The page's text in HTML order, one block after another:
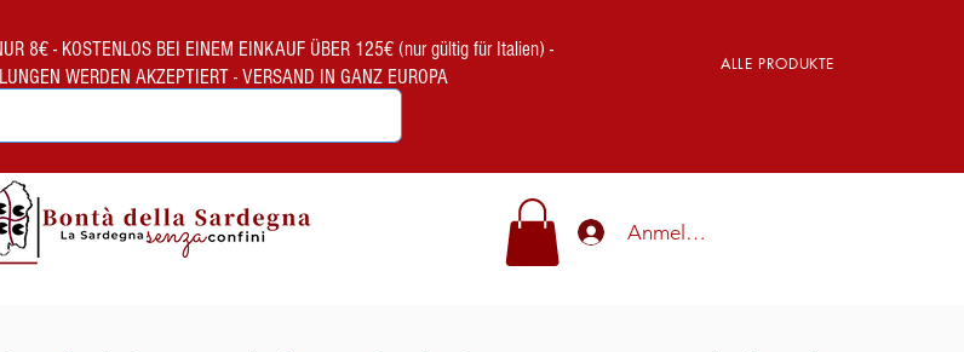
8€ - KOSTENLOS BEI EINEM EINKAUF ÜBER 125€ (nur gültig für Italien) -
WERDEN AKZEPTIERT - VERSAND IN GANZ EUROPA
ALLE PRODUKTE
Anmelden